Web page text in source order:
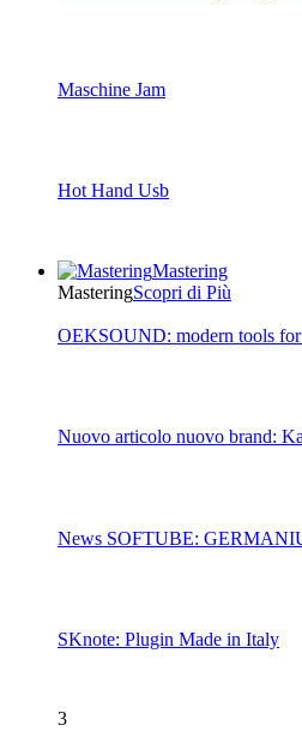
Maschine Jam
Hot Hand Usb
Mastering
MasteringScopri di Più
OEKSOUND: modern tools for
Nuovo articolo nuovo brand:
News SOFTUBE:
SKnote: Plugin Made in Italy
3